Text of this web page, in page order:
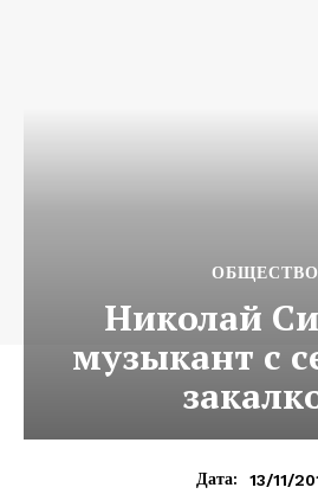
ОБЩЕСТВО
Николай
музыкант с
Дата: 13/11/